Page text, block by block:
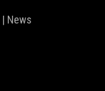
| News